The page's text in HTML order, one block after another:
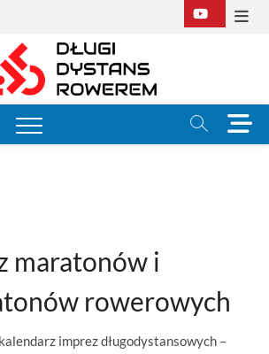
Długi
M
e
maratonów i
rowerowych
imprez długodystansowych –